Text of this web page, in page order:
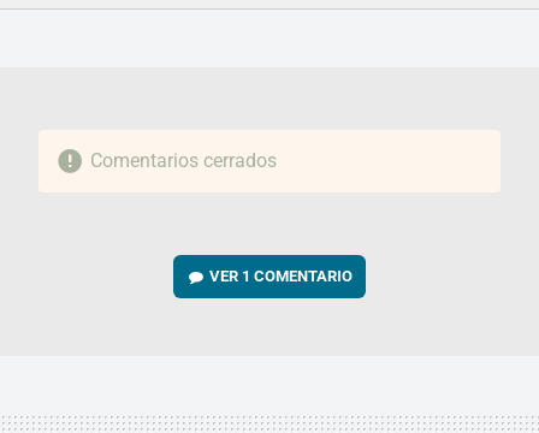
FACEBOOKTWITTERFLIPBOARD
E-
WHATSAPP
Comentarios cerrados
VER 1 COMENTARIO